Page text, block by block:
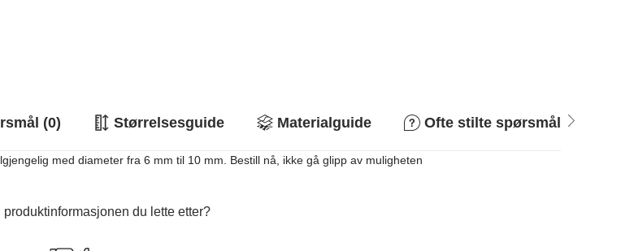
(0) Størrelsesguide Materialguide Ofte stilte spørsmål
med diameter fra 6 mm til 10 mm. Bestill nå, ikke gå glipp av muligheten
produktinformasjonen du lette etter?